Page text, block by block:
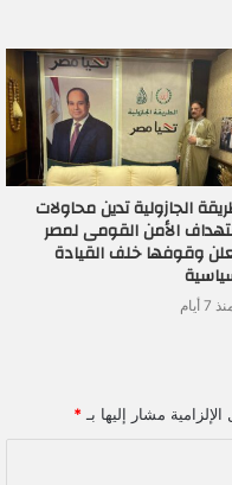
الجازولية تدين محاولات
الأمن القومى لمصر
وقوفها خلف القيادة
7 أيام
مشار إليها بـ *